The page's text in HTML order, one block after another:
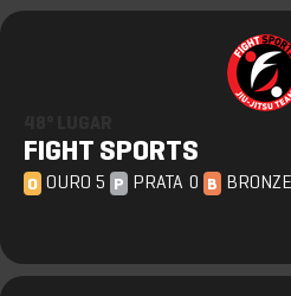
FIGHT SPORTS
O OURO 5 P PRATA 0 B